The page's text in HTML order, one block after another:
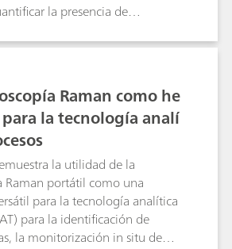
en el comprimido para
falsificación.
la presencia de
Raman mejorada de superficie. El
portátil es una
puede ser utilizada en el
de alimentos como el café y
Raman como he
la tecnología analí
la utilidad de la
Raman portátil como una
para la tecnología analítica
para la identificación de
la monitorización in situ de